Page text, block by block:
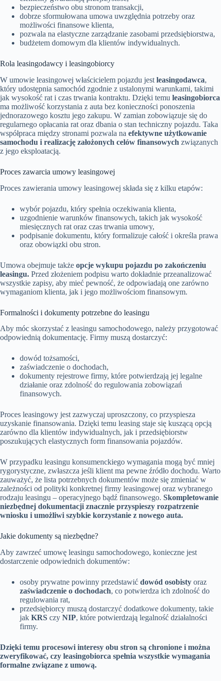
bezpieczeństwo obu stronom transakcji,
dobrze sformułowana umowa uwzględnia potrzeby oraz
możliwości finansowe klienta,
pozwala na elastyczne zarządzanie zasobami przedsiębiorstwa,
budżetem domowym dla klientów indywidualnych.
Rola leasingodawcy i leasingobiorcy
W umowie leasingowej właścicielem pojazdu jest leasingodawca,
który udostępnia samochód zgodnie z ustalonymi warunkami, takimi
jak wysokość rat i czas trwania kontraktu. Dzięki temu leasingobiorca
ma możliwość korzystania z auta bez konieczności ponoszenia
jednorazowego kosztu jego zakupu. W zamian zobowiązuje się do
regularnego opłacania rat oraz dbania o stan techniczny pojazdu. Taka
współpraca między stronami pozwala na efektywne użytkowanie
samochodu i realizację założonych celów finansowych związanych
z jego eksploatacją.
Proces zawarcia umowy leasingowej
Proces zawierania umowy leasingowej składa się z kilku etapów:
wybór pojazdu, który spełnia oczekiwania klienta,
uzgodnienie warunków finansowych, takich jak wysokość
miesięcznych rat oraz czas trwania umowy,
podpisanie dokumentu, który formalizuje całość i określa prawa
oraz obowiązki obu stron.
Umowa obejmuje także opcje wykupu pojazdu po zakończeniu
leasingu. Przed złożeniem podpisu warto dokładnie przeanalizować
wszystkie zapisy, aby mieć pewność, że odpowiadają one zarówno
wymaganiom klienta, jak i jego możliwościom finansowym.
Formalności i dokumenty potrzebne do leasingu
Aby móc skorzystać z leasingu samochodowego, należy przygotować
odpowiednią dokumentację. Firmy muszą dostarczyć:
dowód tożsamości,
zaświadczenie o dochodach,
dokumenty rejestrowe firmy, które potwierdzają jej legalne
działanie oraz zdolność do regulowania zobowiązań
finansowych.
Proces leasingowy jest zazwyczaj uproszczony, co przyspiesza
uzyskanie finansowania. Dzięki temu leasing staje się kuszącą opcją
zarówno dla klientów indywidualnych, jak i przedsiębiorstw
poszukujących elastycznych form finansowania pojazdów.
W przypadku leasingu konsumenckiego wymagania mogą być mniej
rygorystyczne, zwłaszcza jeśli klient ma pewne źródło dochodu. Warto
zauważyć, że lista potrzebnych dokumentów może się zmieniać w
zależności od polityki konkretnej firmy leasingowej oraz wybranego
rodzaju leasingu – operacyjnego bądź finansowego. Skompletowanie
niezbędnej dokumentacji znacznie przyspieszy rozpatrzenie
wniosku i umożliwi szybkie korzystanie z nowego auta.
Jakie dokumenty są niezbędne?
Aby zawrzeć umowę leasingu samochodowego, konieczne jest
dostarczenie odpowiednich dokumentów:
osoby prywatne powinny przedstawić dowód osobisty oraz
zaświadczenie o dochodach, co potwierdza ich zdolność do
regulowania rat,
przedsiębiorcy muszą dostarczyć dodatkowe dokumenty, takie
jak KRS czy NIP, które potwierdzają legalność działalności
firmy.
Dzięki temu procesowi interesy obu stron są chronione i można
zweryfikować, czy leasingobiorca spełnia wszystkie wymagania
formalne związane z umową.